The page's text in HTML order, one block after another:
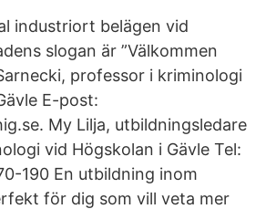
industriort belägen vid
slogan är ”Välkommen
professor i kriminologi
E-post:
My Lilja, utbildningsledare
vid Högskolan i Gävle Tel:
190 En utbildning inom
för dig som vill veta mer